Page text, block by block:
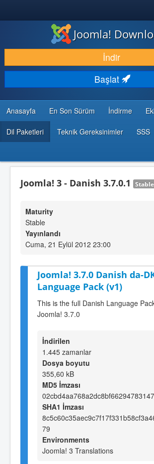
İNDIR & GENIŞLET
KEŞFET & ÖĞREN
TOPLULUK & DESTEK
GELIŞTIRICI KAYNAKLARI
Joomla!
İndir
Başlat
Anasayfa En Son Sürüm İndirme
Dil Paketleri Teknik Gereksinimler SSS
Joomla! 3 - Danish 3.7.0.1 Stable
Maturity
Stable
Yayınlandı
Cuma, 21 Eylül 2012 23:00
Joomla! 3.7.0 Danish da-
Language Pack (v1)
This is the full Danish Language
Joomla! 3.7.0
İndirilen
1.445 zamanlar
Dosya boyutu
355,60 kB
MD5 İmzası
SHA1 İmzası
79
Environments
Joomla! 3 Translations